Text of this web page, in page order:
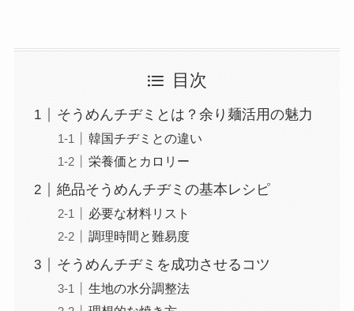
目次
そうめんチヂミとは？余り麺活用の魅力
韓国チヂミとの違い
栄養価とカロリー
絶品そうめんチヂミの基本レシピ
必要な材料リスト
調理時間と難易度
そうめんチヂミを成功させるコツ
生地の水分調整法